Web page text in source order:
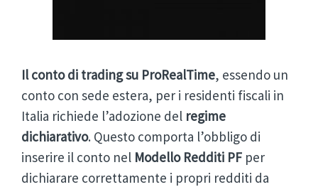
Il conto di trading su ProRealTime, essendo un
conto con sede estera, per i residenti fiscali in
Italia richiede l’adozione del regime
dichiarativo. Questo comporta l’obbligo di
inserire il conto nel Modello Redditi PF per
dichiarare correttamente i propri redditi da